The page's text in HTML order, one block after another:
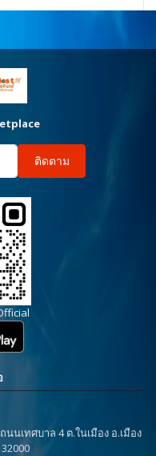
ติดตาม
นเทศบาล 4 ต.ในเมือง อ.เมือง